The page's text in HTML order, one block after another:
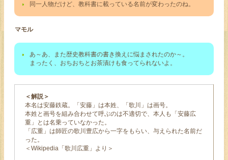
同一人物だけど、教科書に載っている名前が変わったのね。
マモル
あ～あ、また歴史教科書の書き換えに悩まされたのか～。
まったく、おちおちとお茶漬けも食ってられないよ。
＜解説＞
本名は安藤鉄蔵。「安藤」は本姓、「歌川」は画号。
本姓と画号を組み合わせて呼ぶのは不適切で、本人も「安藤広
重」とは名乗っていなかった。
「広重」は師匠の歌川豊広から一字をもらい、与えられた名前だ
った。
＜Wikipedia「歌川広重」より＞